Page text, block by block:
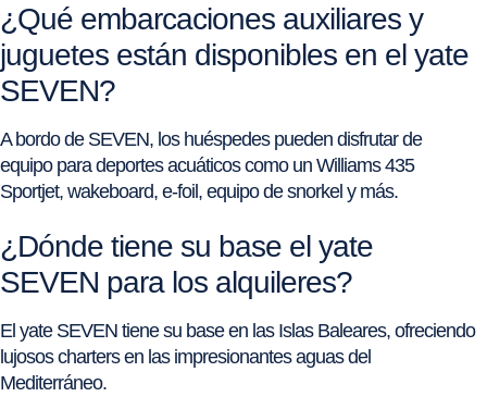
¿Qué embarcaciones auxiliares y
juguetes están disponibles en el yate
SEVEN?
A bordo de SEVEN, los huéspedes pueden disfrutar de
equipo para deportes acuáticos como un Williams 435
Sportjet, wakeboard, e-foil, equipo de snorkel y más.
¿Dónde tiene su base el yate
SEVEN para los alquileres?
El yate SEVEN tiene su base en las Islas Baleares, ofreciendo
lujosos charters en las impresionantes aguas del
Mediterráneo.